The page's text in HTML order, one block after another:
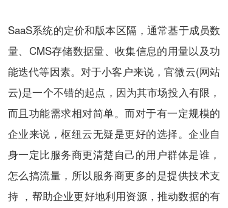
SaaS系统的定价和版本区隔，通常基于成员数
量、CMS存储数据量、收集信息的用量以及功
能迭代等因素。对于小客户来说，官微云(网站
云)是一个不错的起点，因为其市场投入有限，
而且功能需求相对简单。而对于有一定规模的
企业来说，枢纽云无疑是更好的选择。企业自
身一定比服务商更清楚自己的用户群体是谁，
怎么搞流量，所以服务商更多的是提供技术支
持 ，帮助企业更好地利用资源，推动数据的有